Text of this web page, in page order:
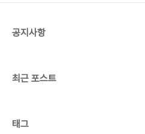
서, 한없는 요구에 제공하느라 시름하고 탄식하면서
공지사항
최근 포스트
태그